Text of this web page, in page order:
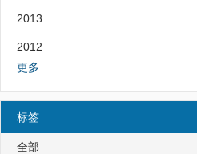
2013
2012
更多...
标签
全部